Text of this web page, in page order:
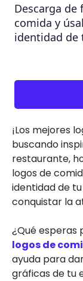
Descarga
comida y
identidad de
¡Los mejores
buscando
restaurante,
logos de
identidad de
conquistar la
¿Qué esperas
logos de
ayuda para
gráficas de tu